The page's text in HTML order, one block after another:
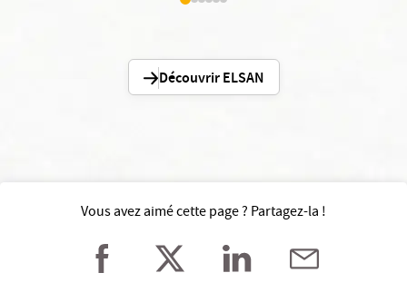
Découvrir ELSAN
Vous avez aimé cette page ? Partagez-la !